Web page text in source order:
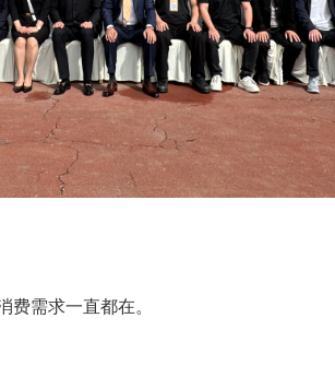
费需求一直都在。